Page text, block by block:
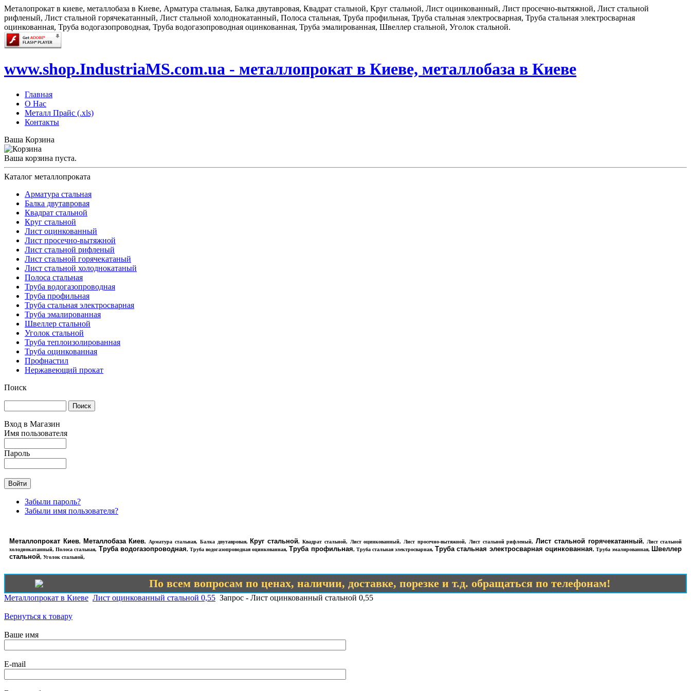
Металопрокат в киеве, металлобаза в Киеве, Арматура стальная, Балка двутавровая, Квадрат стальной, Круг стальной, Лист оцинкованный, Лист просечно-вытяжной, Лист стальной
рифленый, Лист стальной горячекатанный, Лист стальной холоднокатанный, Полоса стальная, Труба профильная, Труба стальная электросварная, Труба стальная электросварная
оцинкованная, Труба водогазопроводная, Труба водогазопроводная оцинкованная, Труба эмалированная, Швеллер стальной, Уголок стальной.
www.shop.IndustriaMS.com.ua - металлопрокат в Киеве, металлобаза в Киеве
Главная
О Нас
Металл Прайс (.xls)
Контакты
Ваша Корзина
Ваша корзина пуста.
Каталог металлопроката
Арматура стальная
Балка двутавровая
Квадрат стальной
Круг стальной
Лист оцинкованный
Лист просечно-вытяжной
Лист стальной рифленый
Лист стальной горячекатаный
Лист стальной холоднокатаный
Полоса стальная
Труба водогазопроводная
Труба профильная
Труба стальная электросварная
Труба эмалированная
Швеллер стальной
Уголок стальной
Труба теплоизолированная
Труба оцинкованная
Профнастил
Нержавеющий прокат
Поиск
Вход в Магазин
Имя пользователя
Пароль
Забыли пароль?
Забыли имя пользователя?
Металлопрокат Киев, Металлобаза Киев, Арматура стальная, Балка двутавровая, Круг стальной, Квадрат стальной, Лист оцинкованный,Лист просечно-вытяжной, Лист стальной рифленый,Лист стальной горячекатанный, Лист стальной
холоднокатанный,Полоса стальная, Труба водогазопроводная, Труба водогазопроводная оцинкованная, Труба профильная, Труба стальная электросварная, Труба стальная электросварная оцинкованная, Труба эмалированная, Швеллер
стальной, Уголок стальной,
По всем вопросам по ценах, наличии, доставке, порезке и т.д. обращаться по телефонам!
Металлопрокат в Киеве Лист оцинкованный стальной 0,55 Запрос - Лист оцинкованный стальной 0,55
Вернуться к товару
Ваше имя
E-mail